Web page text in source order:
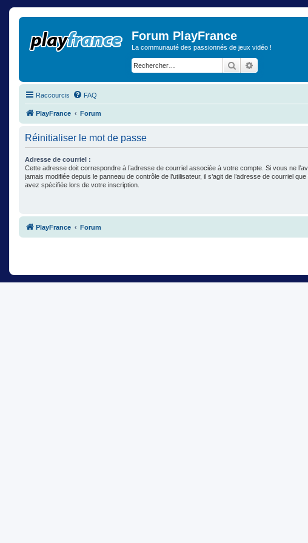
Forum PlayFrance
La communauté des passionnés de jeux vidéo !
Rechercher
Raccourcis FAQ
PlayFrance Forum
Réinitialiser le mot de passe
Adresse de courriel :
Cette adresse doit correspondre à l’adresse de courriel associée à votre compte. Si vous ne
jamais modifiée depuis le panneau de contrôle de l’utilisateur, il s’agit de l’adresse de courriel que
avez spécifiée lors de votre inscription.
PlayFrance Forum